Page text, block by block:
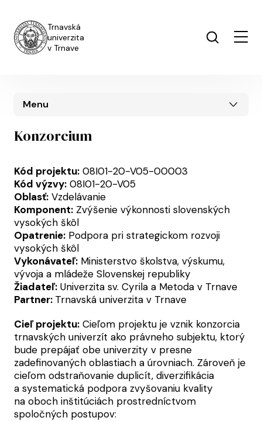
Trnavská
univerzita
v Trnave
Konzorcium
Kód projektu: 08I01-20-V05-00003
Kód výzvy: 08I01-20-V05
Oblasť: Vzdelávanie
Komponent: Zvýšenie výkonnosti slovenských
vysokých škôl
Opatrenie: Podpora pri strategickom rozvoji
vysokých škôl
Vykonávateľ: Ministerstvo školstva, výskumu,
vývoja a mládeže Slovenskej republiky
Žiadateľ: Univerzita sv. Cyrila a Metoda v Trnave
Partner: Trnavská univerzita v Trnave
Cieľ projektu: Cieľom projektu je vznik konzorcia
trnavských univerzít ako právneho subjektu, ktorý
bude prepájať obe univerzity v presne
zadefinovaných oblastiach a úrovniach. Zároveň je
cieľom odstraňovanie duplicít, diverzifikácia
a systematická podpora zvyšovaniu kvality
na oboch inštitúciách prostredníctvom
spoločných postupov:
Menu